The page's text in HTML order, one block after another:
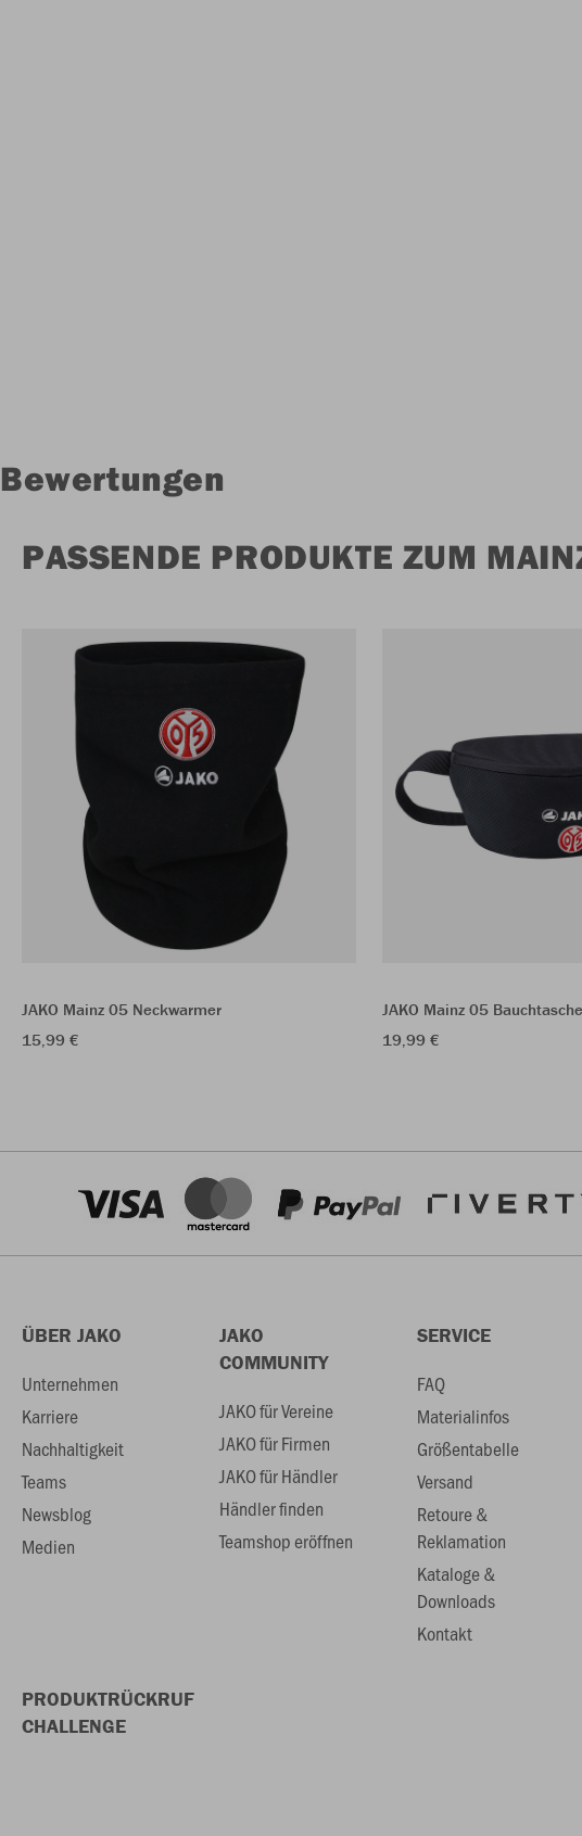
Bewertungen
PASSENDE PRODUKTE ZUM
JAKO Mainz 05 Neckwarmer
15,99 €
JAKO Mainz 05
19,99 €
ÜBER JAKO
Unternehmen
Karriere
Nachhaltigkeit
Teams
Newsblog
Medien
JAKO
COMMUNITY
JAKO für Vereine
JAKO für Firmen
JAKO für Händler
Händler finden
Teamshop eröffnen
SERVICE
FAQ
Materialinfos
Größentabelle
Versand
Retoure &
Reklamation
Kataloge &
Downloads
Kontakt
PRODUKTRÜCKRUF
CHALLENGE